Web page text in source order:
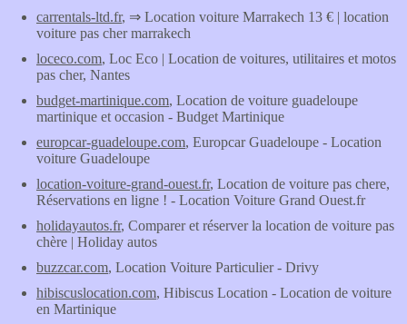
carrentals-ltd.fr, ⇒ Location voiture Marrakech 13 € | location
voiture pas cher marrakech
loceco.com, Loc Eco | Location de voitures, utilitaires et motos
pas cher, Nantes
budget-martinique.com, Location de voiture guadeloupe
martinique et occasion - Budget Martinique
europcar-guadeloupe.com, Europcar Guadeloupe - Location
voiture Guadeloupe
location-voiture-grand-ouest.fr, Location de voiture pas chere,
Réservations en ligne ! - Location Voiture Grand Ouest.fr
holidayautos.fr, Comparer et réserver la location de voiture pas
chère | Holiday autos
buzzcar.com, Location Voiture Particulier - Drivy
hibiscuslocation.com, Hibiscus Location - Location de voiture
en Martinique